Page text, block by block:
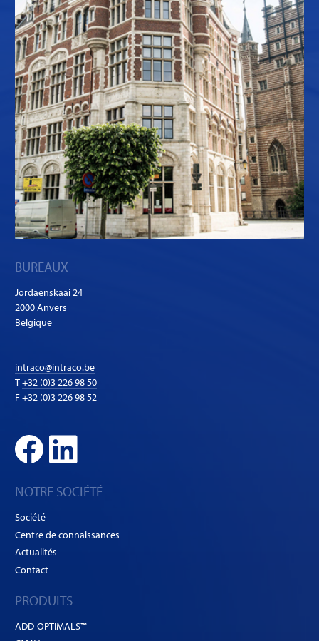
BUREAUX
Jordaenskaai 24
2000 Anvers
Belgique
intraco@intraco.be
T+32 (0)3 226 98 50
F +32 (0)3 226 98 52
NOTRE SOCIÉTÉ
Société
Centre de connaissances
Actualités
Contact
PRODUITS
ADD-OPTIMALS™